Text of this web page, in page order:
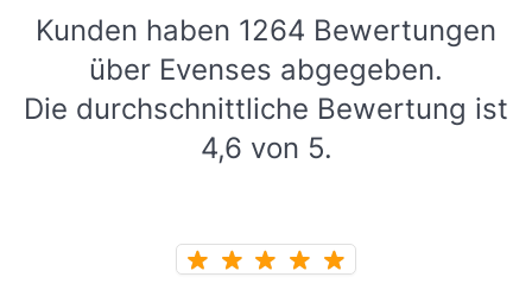
Kunden haben 1264 Bewertungen
über Evenses abgegeben.
Die durchschnittliche Bewertung ist
4,6 von 5.